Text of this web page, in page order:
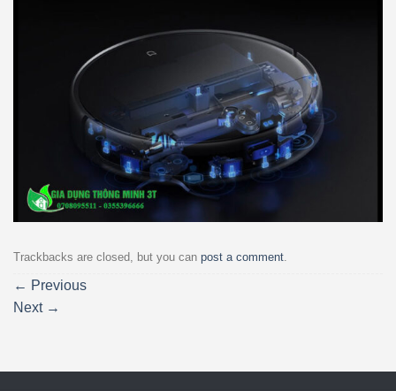
Trackbacks are closed, but you can post a comment.
← Previous
Next →